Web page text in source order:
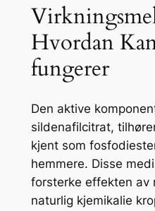
Hvordan
fungerer
Den aktive
sildenafilcitrat,
kjent som
hemmere. Disse
forsterke effekten av
naturlig kjemikalie